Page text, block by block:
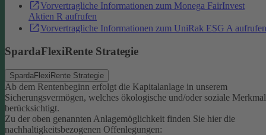
Vorvertragliche Informationen zum Monega FairInvest
Aktien R aufrufen
Vorvertragliche Informationen zum UniRak ESG A aufrufen
SpardaFlexiRente Strategie
SpardaFlexiRente Strategie
Ab dem Rentenbeginn erfolgt die Kapitalanlage in unserem
Sicherungsvermögen, welches ökologische und/oder soziale
berücksichtigt.
Zu der oben genannten Anlagemöglichkeit finden Sie hier die
nachhaltigkeitsbezogenen Offenlegungen: